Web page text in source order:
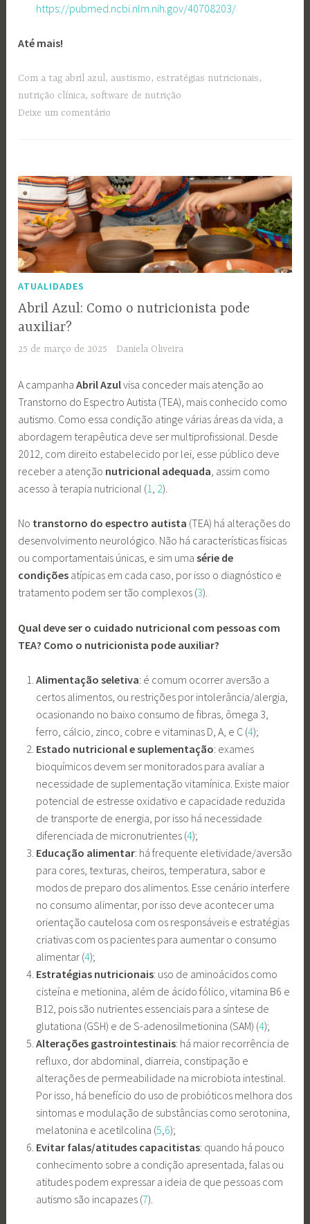
https://pubmed.ncbi.nlm.nih.gov/40708203/
Até mais!
Com a tag abril azul, austismo, estratégias nutricionais,
nutrição clínica,software de nutrição
Deixe um comentário
ATUALIDADES
Abril Azul: Como o nutricionista pode
auxiliar?
25 de março de 2025 Daniela Oliveira
A campanhaAbril Azulvisa conceder mais atenção ao
Transtorno do Espectro Autista (TEA), mais conhecido como
autismo. Como essa condição atinge várias áreas da vida, a
abordagem terapêutica deve ser multiprofissional. Desde
2012, com direito estabelecido por lei, esse público deve
receber a atenção nutricional adequada , assim como
acesso à terapia nutricional (1 2).
No transtorno do espectro autista (TEA) há alterações do
desenvolvimento neurológico. Não há características físicas
ou comportamentais únicas, e sim umasérie de
condições atípicas em cada caso, por isso o diagnóstico e
tratamento podem ser tão complexos (3).
Qual deve ser o cuidado nutricional com pessoas com
TEA? Como o nutricionista pode auxiliar?
Alimentação seletiva: é comum ocorrer aversão a
certos alimentos, ou restrições por intolerância/alergia,
ocasionando no baixo consumo de fibras, ômega 3,
ferro, cálcio, zinco, cobre e vitaminas D, A, e C (4);
Estado nutricional e suplementação: exames
bioquímicos devem ser monitorados para avaliar a
necessidade de suplementação vitamínica. Existe maior
potencial de estresse oxidativo e capacidade reduzida
de transporte de energia, por isso há necessidade
diferenciada de micronutrientes (4);
Educação alimentar: há frequente eletividade/aversão
para cores, texturas, cheiros, temperatura, sabor e
modos de preparo dos alimentos. Esse cenário interfere
no consumo alimentar, por isso deve acontecer uma
orientação cautelosa com os responsáveis e estratégias
criativas com os pacientes para aumentar o consumo
alimentar (4);
Estratégias nutricionais: uso de aminoácidos como
cisteína e metionina, além de ácido fólico, vitamina B6 e
B12, pois são nutrientes essenciais para a síntese de
glutationa (GSH) e de S-adenosilmetionina (SAM) (4);
Alterações gastrointestinais: há maior recorrência de
refluxo, dor abdominal, diarreia, constipação e
alterações de permeabilidade na microbiota intestinal.
Por isso, há benefício do uso de probióticos melhora dos
sintomas e modulação de substâncias como serotonina,
melatonina e acetilcolina (5,6);
Evitar falas/atitudes capacitistas: quando há pouco
conhecimento sobre a condição apresentada, falas ou
atitudes podem expressar a ideia de que pessoas com
autismo são incapazes (7).